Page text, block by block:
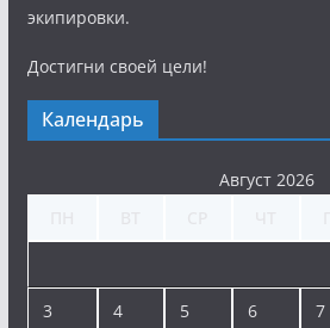
экипировки.
Достигни своей цели!
Календарь
Август 2026
3 4 5 6 7